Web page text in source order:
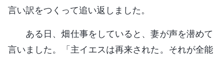
言い訳をつくって追い返しました。
ある日、畑仕事をしていると、妻が声を潜めて
言いました。「主イエスは再来された。それが全能